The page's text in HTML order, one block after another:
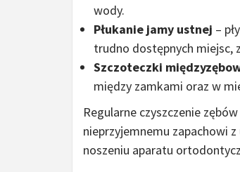
wody.
Płukanie jamy ustnej –
trudno dostępnych miejsc,
Szczoteczki
między zamkami oraz w
Regularne czyszczenie
nieprzyjemnemu zapachowi
noszeniu aparatu